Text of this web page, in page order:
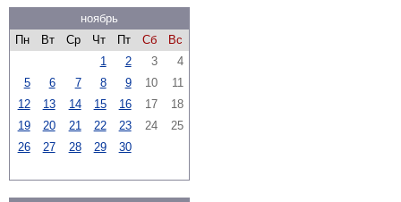
ноябрь
Пн
Вт Ср Чт Пт Сб
Вс
1
2 3
4
5
6 7 8 9 10
11
12
13 14 15 16 17
18
19
20 21 22 23 24
25
26
27 28 29 30